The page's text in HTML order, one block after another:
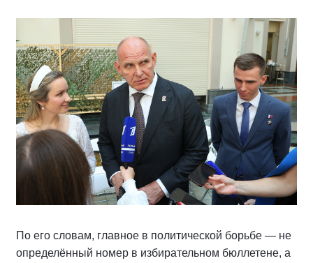
По его словам, главное в политической борьбе — не
определённый номер в избирательном бюллетене, а